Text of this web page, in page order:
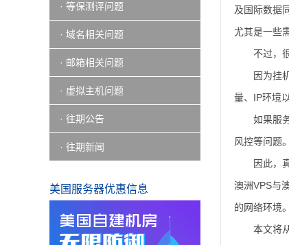
· 等保测评问题
· 域名相关问题
· 邮箱相关问题
· 虚拟主机问题
· 往期公告
· 往期新闻
美国服务器优惠信息
及国际数据
尤其是一些
不过，
因为挂
量、IP环境
如果服
风控等问题。
因此，
澳洲VPS与
的网络环境。
本文将